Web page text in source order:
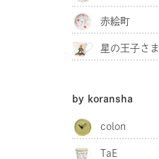
赤絵町
星の王子さま
by koransha
colon
TaE